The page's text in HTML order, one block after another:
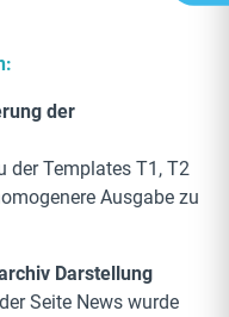
der
der Templates T1, T2
Ausgabe zu
Darstellung
Seite News wurde